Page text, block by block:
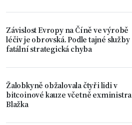
Závislost Evropy na Číně ve výrobě
léčiv je obrovská. Podle tajné služby
fatální strategická chyba
Žalobkyně obžalovala čtyři lidi v
bitcoinové kauze včetně exministra
Blažka